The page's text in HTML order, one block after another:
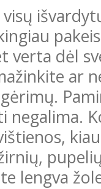
verta dėl
ar
negalima.
lengva